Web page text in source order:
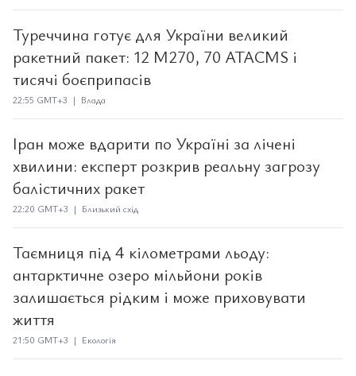
Туреччина готує для України великий
ракетний пакет: 12 M270, 70 ATACMS і
тисячі боєприпасів
22:55 GMT+3 | Влада
Іран може вдарити по Україні за лічені
хвилини: експерт розкрив реальну загрозу
балістичних ракет
22:20 GMT+3 | Близький схід
Таємниця під 4 кілометрами льоду:
антарктичне озеро мільйони років
залишається рідким і може приховувати
життя
21:50 GMT+3 | Екологія